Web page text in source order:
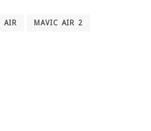
AIR MAVIC AIR 2